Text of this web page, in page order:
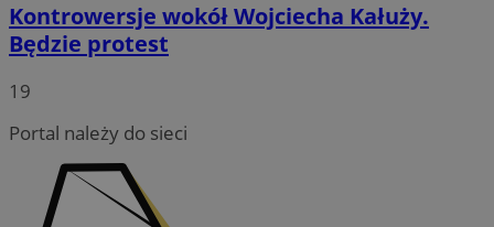
Kontrowersje wokół Wojciecha Kałuży.
Będzie protest
19
Portal należy do sieci